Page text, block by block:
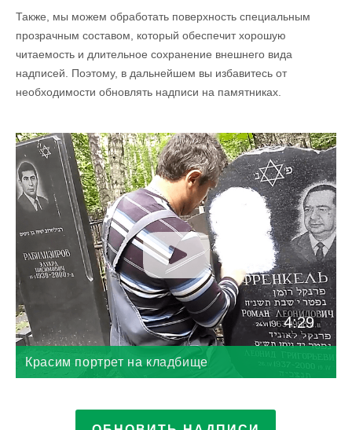
Также, мы можем обработать поверхность специальным
прозрачным составом, который обеспечит хорошую
читаемость и длительное сохранение внешнего вида
надписей. Поэтому, в дальнейшем вы избавитесь от
необходимости обновлять надписи на памятниках.
4:29
Красим портрет на кладбище